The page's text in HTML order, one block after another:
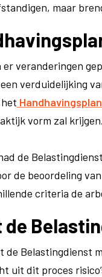
maar
er veranderingen
verduidelijking
vorm zal krijgen.
de
de beoordeling
criteria de
de
de Belastingdienst
uit dit proces